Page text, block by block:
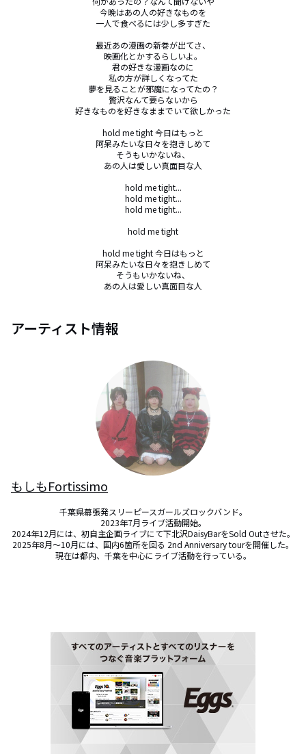
今晩はあの人の好きなものを
一人で食べるには少し多すぎた
最近あの漫画の新巻が出てさ、
映画化とかするらしいよ。
君の好きな漫画なのに
私の方が詳しくなってた
夢を見ることが邪魔になってたの？
贅沢なんて要らないから
好きなものを好きなままでいて欲しかった
hold me tight 今日はもっと
阿呆みたいな日々を抱きしめて
そうもいかないね、
あの人は愛しい真面目な人
hold me tight...
hold me tight...
hold me tight...
hold me tight
hold me tight 今日はもっと
阿呆みたいな日々を抱きしめて
そうもいかないね、
あの人は愛しい真面目な人
アーティスト情報
もしもFortissimo
千葉県幕張発スリーピースガールズロックバンド。
2023年7月ライブ活動開始。
2024年12月には、初自主企画ライブにて下北沢DaisyBarをSold Outさせた。
2025年8月〜10月には、国内6箇所を回る 2nd Anniversary tourを開催した。
現在は都内、千葉を中心にライブ活動を行っている。